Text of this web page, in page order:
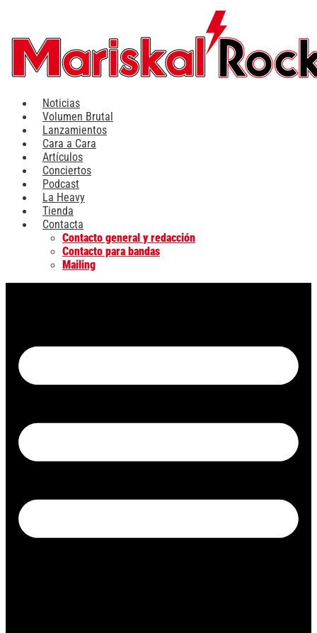
contenido
Noticias
Volumen Brutal
Lanzamientos
Cara a Cara
Artículos
Conciertos
Podcast
La Heavy
Tienda
Contacta
Contacto general y redacción
Contacto para bandas
Mailing